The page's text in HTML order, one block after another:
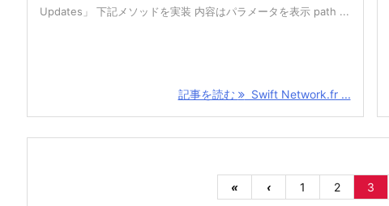
Updates」 下記メソッドを実装 内容はパラメータを表示 path ...
記事を読む Swift Network.fr ...
« ‹ 1 2 3